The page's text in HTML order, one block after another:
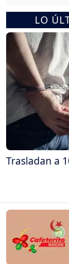
LO
Trasladan a